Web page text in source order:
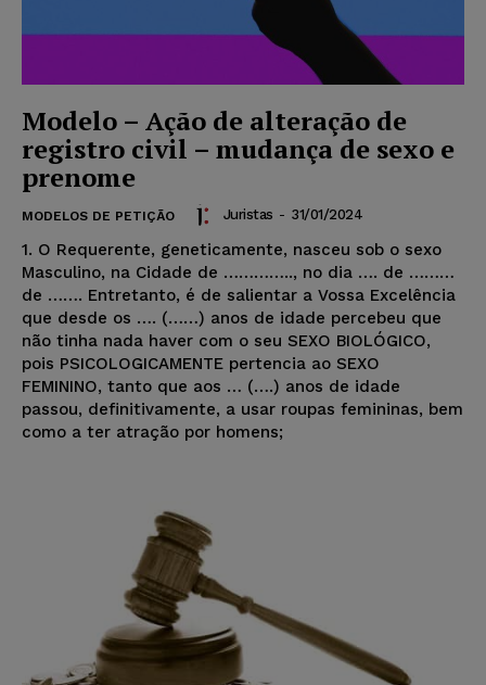
Modelo – Ação de alteração de
registro civil – mudança de sexo e
prenome
MODELOS DE PETIÇÃO Juristas - 31/01/2024
1. O Requerente, geneticamente, nasceu sob o sexo
Masculino, na Cidade de ………….., no dia …. de ………
de ……. Entretanto, é de salientar a Vossa Excelência
que desde os …. (……) anos de idade percebeu que
não tinha nada haver com o seu SEXO BIOLÓGICO,
pois PSICOLOGICAMENTE pertencia ao SEXO
FEMININO, tanto que aos … (….) anos de idade
passou, definitivamente, a usar roupas femininas, bem
como a ter atração por homens;